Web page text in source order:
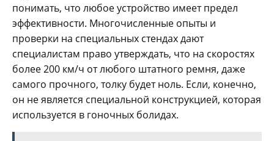
понимать, что любое устройство имеет предел
эффективности. Многочисленные опыты и
проверки на специальных стендах дают
специалистам право утверждать, что на скоростях
более 200 км/ч от любого штатного ремня, даже
самого прочного, толку будет ноль. Если, конечно,
он не является специальной конструкцией, которая
используется в гоночных болидах.